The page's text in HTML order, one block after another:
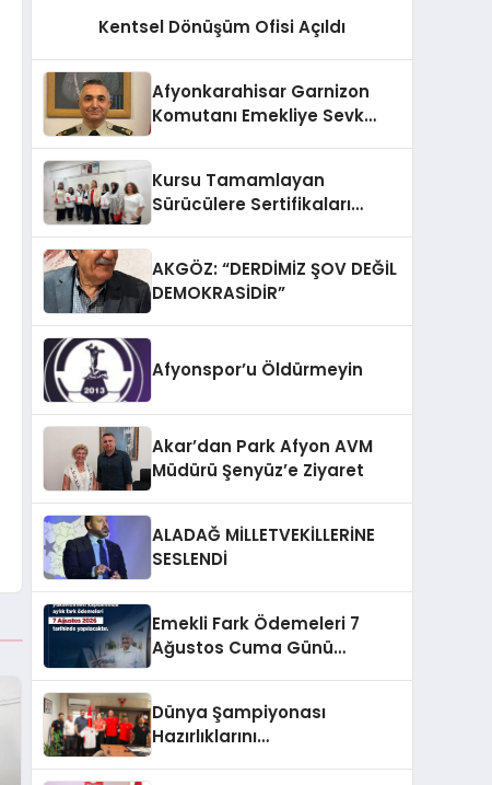
Kentsel Dönüşüm Ofisi Açıldı
Afyonkarahisar Garnizon
Komutanı Emekliye Sevk
Kursu Tamamlayan
Sürücülere Sertifikaları
AKGÖZ: “DERDİMİZ ŞOV DEĞİL
DEMOKRASİDİR”
Afyonspor’u Öldürmeyin
Akar’dan Park Afyon AVM
Müdürü Şenyüz’e Ziyaret
ALADAĞ MİLLETVEKİLLERİNE
SESLENDİ
Emekli Fark Ödemeleri 7
Ağustos Cuma Günü
Dünya Şampiyonası
Hazırlıklarını